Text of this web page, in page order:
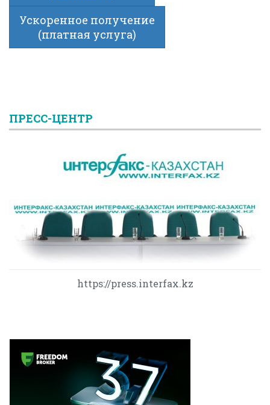
Ускоренное получение
(платная услуга)
ПРЕСС-ЦЕНТР
https://press.interfax.kz